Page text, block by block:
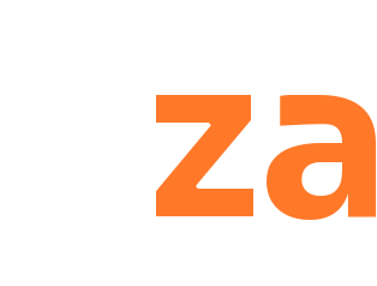
za